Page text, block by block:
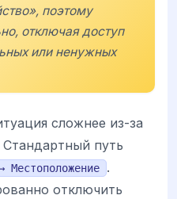
поэтому
отключая доступ
или ненужных
сложнее из-за
Стандартный путь
Местоположение
.
отключить